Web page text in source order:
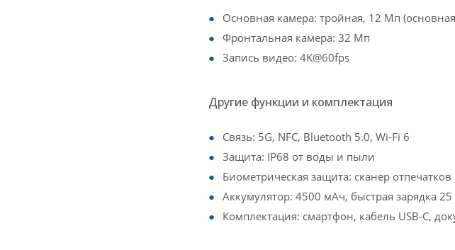
Основная камера: тройная, 12 Мп
Фронтальная камера: 32 Мп
Запись видео: 4K@60fps
Другие функции и комплектация
Связь: 5G, NFC, Bluetooth 5.0, Wi-Fi 6
Защита: IP68 от воды и пыли
Биометрическая защита: сканер
Аккумулятор: 4500 мАч, быстрая зарядка
Комплектация: смартфон, кабель USB-C,